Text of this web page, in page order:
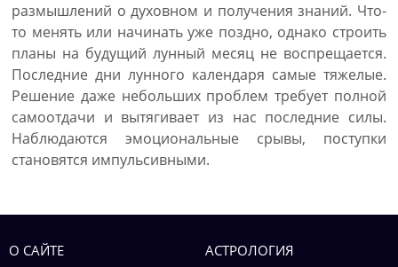
размышлений о духовном и получения знаний. Что-
то менять или начинать уже поздно, однако строить
планы на будущий лунный месяц не воспрещается.
Последние дни лунного календаря самые тяжелые.
Решение даже небольших проблем требует полной
самоотдачи и вытягивает из нас последние силы.
Наблюдаются эмоциональные срывы, поступки
становятся импульсивными.
О САЙТЕ АСТРОЛОГИЯ